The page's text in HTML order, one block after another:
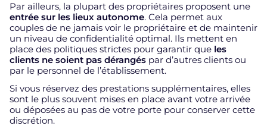
Par ailleurs, la plupart des propriétaires proposent une
entrée sur les lieux autonome. Cela permet aux
couples de ne jamais voir le propriétaire et de maintenir
un niveau de confidentialité optimal. Ils mettent en
place des politiques strictes pour garantir que les
clients ne soient pas dérangés par d’autres clients ou
par le personnel de l’établissement.
Si vous réservez des prestations supplémentaires, elles
sont le plus souvent mises en place avant votre arrivée
ou déposées au pas de votre porte pour conserver cette
discrétion.